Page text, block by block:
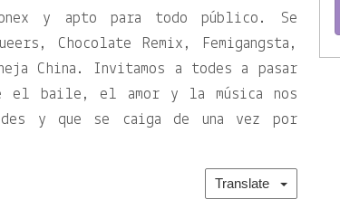
y apto para todo público. Se
Chocolate Remix, Femigangsta,
China. Invitamos a todes a pasar
el baile, el amor y la música nos
y que se caiga de una vez por
Translate